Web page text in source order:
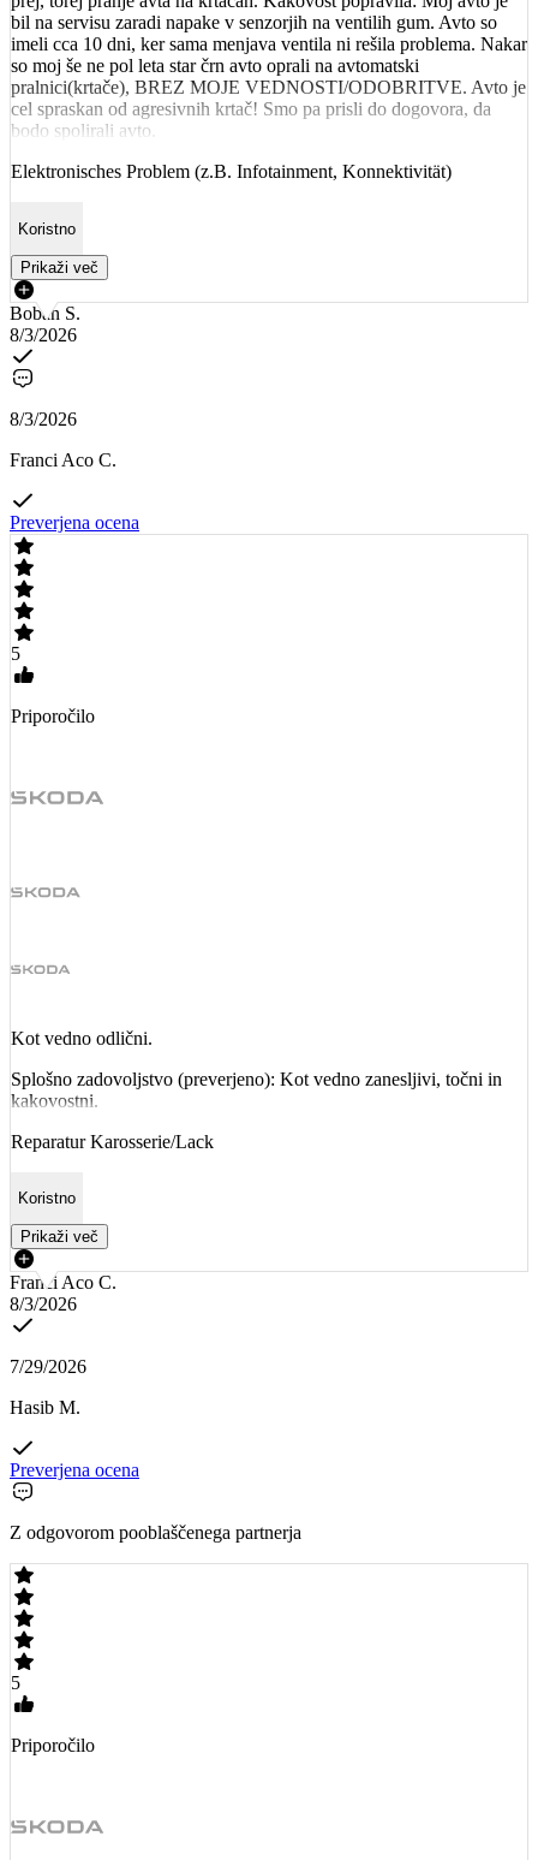
bil na servisu zaradi napake v senzorjih na ventilih gum. Avto so
imeli cca 10 dni, ker sama menjava ventila ni rešila problema. Nakar
so moj še ne pol leta star črn avto oprali na avtomatski
pralnici(krtače), BREZ MOJE VEDNOSTI/ODOBRITVE. Avto je
cel spraskan od agresivnih krtač! Smo pa prisli do dogovora, da
bodo spolirali avto.
Elektronisches Problem (z.B. Infotainment, Konnektivität)
Koristno
Prikaži več
Boban S.
8/3/2026
8/3/2026
Franci Aco C.
Preverjena ocena
5
Priporočilo
Kot vedno odlični.
Splošno zadovoljstvo (preverjeno): Kot vedno zanesljivi, točni in
kakovostni.
Reparatur Karosserie/Lack
Koristno
Prikaži več
Franci Aco C.
8/3/2026
7/29/2026
Hasib M.
Preverjena ocena
Z odgovorom pooblaščenega partnerja
5
Priporočilo